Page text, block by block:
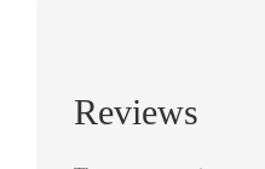
Reviews